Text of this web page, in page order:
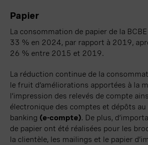
Papier
La consommation de papier de la
33 % en 2024, par rapport à 2019,
26 % entre 2015 et 2019.
La réduction continue de la
le fruit d’améliorations apportées à la
l’impression des relevés de compte
électronique des comptes et dépôts au
banking (e-compte). De plus,
de papier ont été réalisées pour les
la clientèle, les mailings et le papier